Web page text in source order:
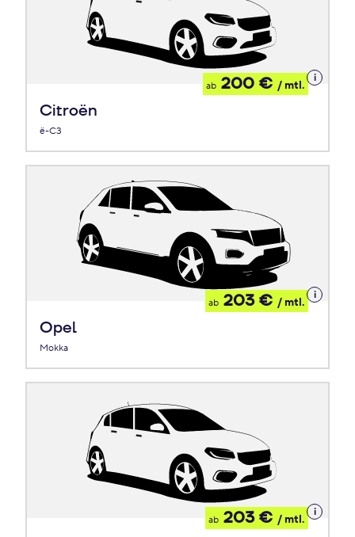
Citroën
ë-C3
ab 200 € / mtl.
Details
zum
Opel
Mokka
ab 203 € / mtl.
Details
zum
ab 203 € / mtl.
Details
zum